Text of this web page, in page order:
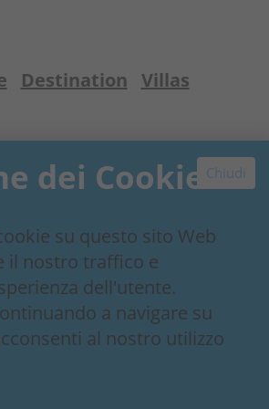
Chiudi
dei Cookie
su questo sito Web
il nostro traffico e
dell'utente.
a navigare su
al nostro utilizzo
Destination Villas